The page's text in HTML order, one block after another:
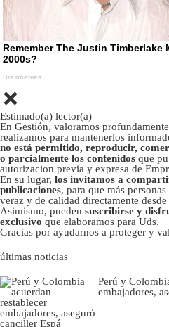
Estimado(a) lector(a)
En Gestión, valoramos
realizamos para mantenerlos
no está permitido, reproducir,
o parcialmente los contenidos que
autorizacion previa y expresa de
En su lugar, los invitamos a
publicaciones, para que más
veraz y de calidad directamente
Asimismo, pueden suscribirse y
exclusivo que elaboramos para Uds.
Gracias por ayudarnos a proteger y
últimas noticias
Perú y
embajadores,